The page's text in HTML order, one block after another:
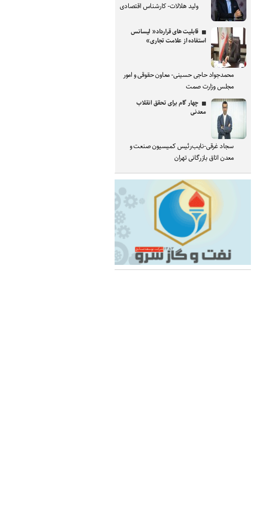
ولید هلالات- کارشناس اقتصادی
قابلیت های قرارداد« لیسانس
استفاده از علامت تجاری»
محمدجواد حاجی حسینی- معاون حقوقی و امور
مجلس وزارت صمت
چهار گام برای تحقق انقلاب
معدنی
سجاد غرقی-نایب‌رئیس کمیسیون صنعت و
معدن اتاق بازرگانی تهران